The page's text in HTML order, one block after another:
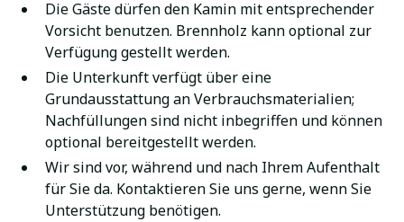
Die Gäste dürfen den Kamin mit entsprechender
Vorsicht benutzen. Brennholz kann optional zur
Verfügung gestellt werden.
Die Unterkunft verfügt über eine
Grundausstattung an Verbrauchsmaterialien;
Nachfüllungen sind nicht inbegriffen und können
optional bereitgestellt werden.
Wir sind vor, während und nach Ihrem Aufenthalt
für Sie da. Kontaktieren Sie uns gerne, wenn Sie
Unterstützung benötigen.